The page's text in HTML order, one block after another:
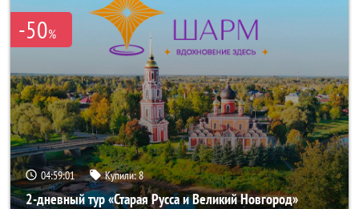
-50%
04:59:01 Купили:8
2-дневный тур «Старая Русса и Великий Новгород»